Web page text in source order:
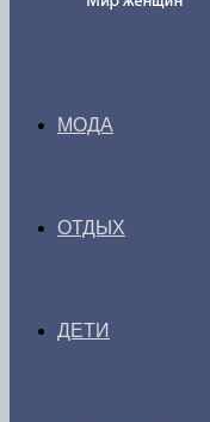
МОДА
ОТДЫХ
ДЕТИ